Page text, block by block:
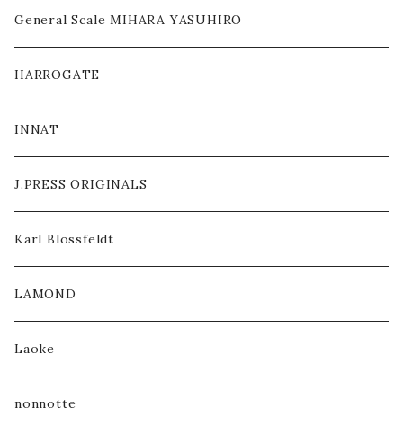
ACCESSORY / GOODS
OTHERS
General Scale MIHARA YASUHIRO
HARROGATE
INNAT
J.PRESS ORIGINALS
Karl Blossfeldt
LAMOND
Laoke
nonnotte